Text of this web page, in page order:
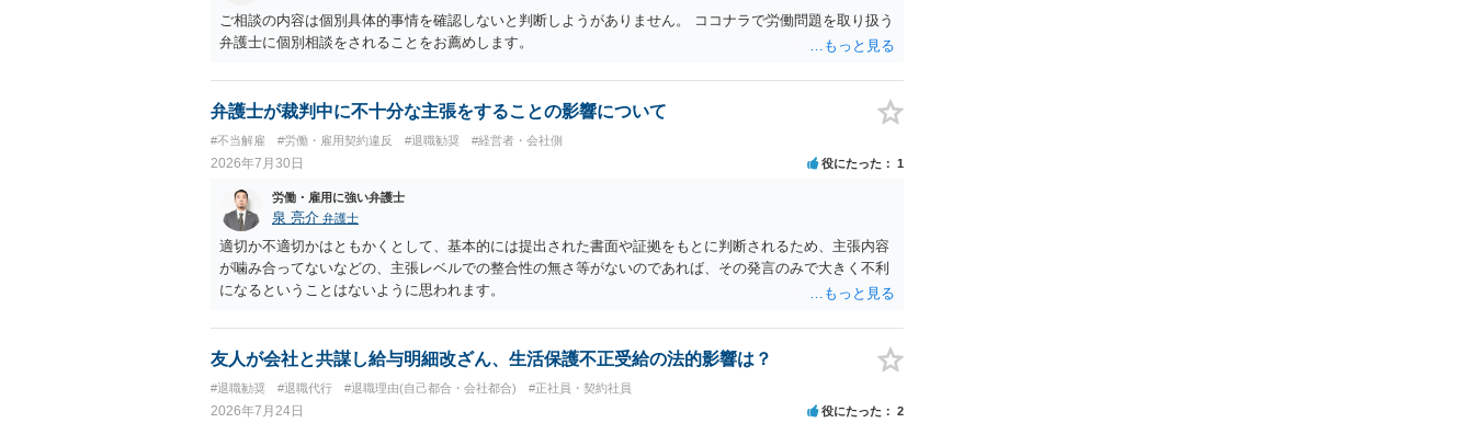
ご相談の内容は個別具体的事情を確認しないと判断しようがありません。 ココナラで労働問題を取り扱う
弁護士に個別相談をされることをお薦めします。
弁護士が裁判中に不十分な主張をすることの影響について
#不当解雇 #労働・雇用契約違反 #退職勧奨 #経営者・会社側
2026年7月30日 役にたった 1
労働・雇用に強い弁護士
泉 亮介 弁護士
適切か不適切かはともかくとして、基本的には提出された書面や証拠をもとに判断されるため、主張内容
が噛み合ってないなどの、主張レベルでの整合性の無さ等がないのであれば、その発言のみで大きく不利
になるということはないように思われます。
友人が会社と共謀し給与明細改ざん、生活保護不正受給の法的影響は？
#退職勧奨 #退職代行 #退職理由(自己都合・会社都合) #正社員・契約社員
2026年7月24日 役にたった 2